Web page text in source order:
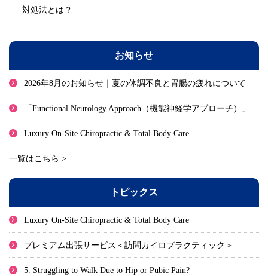
対処法とは？
お知らせ
2026年8月のお知らせ｜夏の体調不良と胃腸の疲れについて
「Functional Neurology Approach（機能神経学アプローチ）」
Luxury On-Site Chiropractic & Total Body Care
一覧はこちら >
トピックス
Luxury On-Site Chiropractic & Total Body Care
プレミアム出張サービス＜訪問カイロプラクティック＞
5. Struggling to Walk Due to Hip or Pubic Pain?